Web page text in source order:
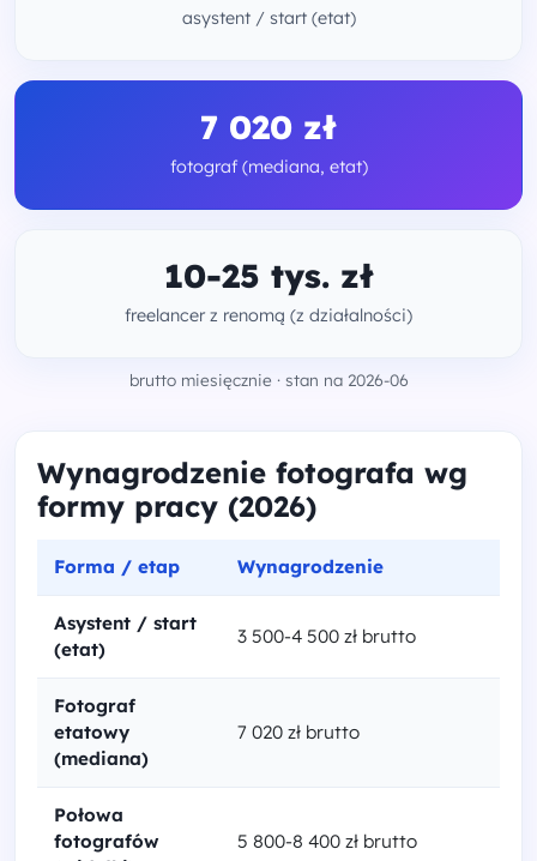
asystent / start (etat)
7 020 zł
fotograf (mediana, etat)
10-25 tys. zł
freelancer z renomą (z działalności)
brutto miesięcznie · stan na 2026-06
Wynagrodzenie fotografa wg
formy pracy (2026)
Forma / etap Wynagrodzenie
Asystent / start
(etat)
3 500-4 500 zł brutto
Fotograf
etatowy
(mediana)
7 020 zł brutto
Połowa
fotografów
5 800-8 400 zł brutto